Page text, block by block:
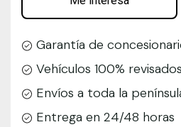
Garantía de
Vehículos 100% revisados
Envíos a toda la
Entrega en 24/48 horas